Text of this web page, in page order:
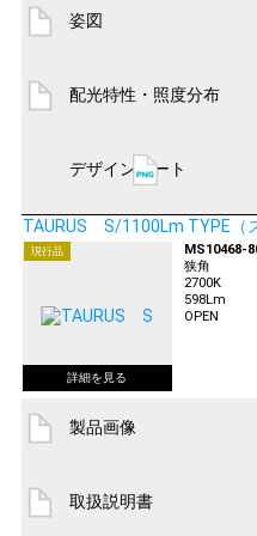
姿図
配光特性・照度分布
デザインシート
TAURUS S/1100Lm TYPE（
現行品
MS10468-
狭角
2700K
598Lm
OPEN
製品画像
取扱説明書